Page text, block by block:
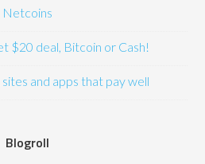
Netcoins
$20 deal, Bitcoin or Cash!
and apps that pay well
Blogroll